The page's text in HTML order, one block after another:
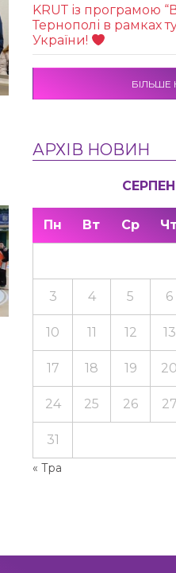
KRUТ із програмою
Тернополі в рамках
України!
БІЛЬШЕ
АРХІВ НОВИН
Пн Вт Ср
« Тра
3 4 5 6
10 11 12 13
17 18 19 20
24 25 26 27
31